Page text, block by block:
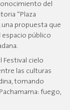
del
“Plaza
una propuesta que
público
Festival cielo
las culturas
tomando
fuego,